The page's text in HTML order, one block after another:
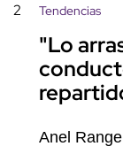
2 Tendencias
"Lo
Anel Rangel